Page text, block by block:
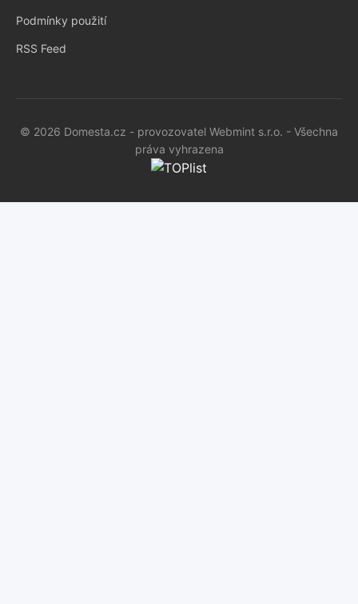
Podmínky použití
RSS Feed
© 2026 Domesta.cz - provozovatel Webmint s.r.o. - Všechna
práva vyhrazena